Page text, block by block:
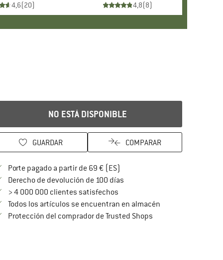
4,6(20) 4,8(8)
NO ESTÁ DISPONIBLE
GUARDAR COMPARAR
Porte pagado a partir de 69 € (ES)
Derecho de devolución de 100 díasvaya a la política de
> 4 000 000 clientes satisfechos
Todos los artículos se encuentran en almacén
Protección del comprador de Trusted Shops¡toda la información